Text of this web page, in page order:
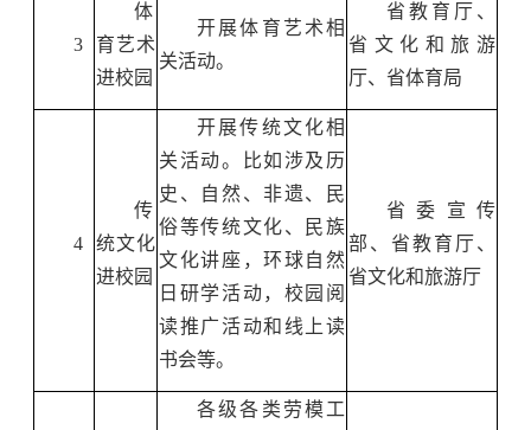
3
体
育艺术
进校园
开展体育艺术相
关活动。
省教育厅、
省文化和旅游
厅、省体育局
4
传
统文化
进校园
开展传统文化相
关活动。比如涉及历
史、自然、非遗、民
俗等传统文化、民族
文化讲座，环球自然
日研学活动，校园阅
读推广活动和线上读
书会等。
省委宣传
部、省教育厅、
省文化和旅游厅
各级各类劳模工